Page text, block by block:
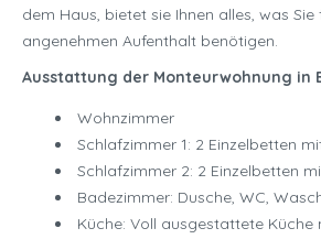
dem Haus, bietet sie Ihnen alles, was Sie
angenehmen Aufenthalt benötigen.
Ausstattung der Monteurwohnung in
Wohnzimmer
Schlafzimmer 1: 2 Einzelbetten
Schlafzimmer 2: 2 Einzelbetten
Badezimmer: Dusche, WC,
Küche: Voll ausgestattete Küche